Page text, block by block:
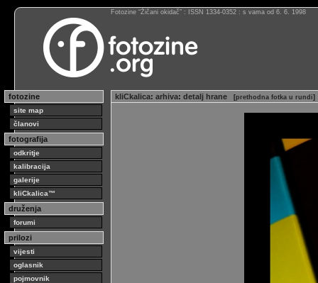
Fotozine “Žičani okidač” : ISSN 1334-0352 : s vama od 6. 6. 1998
fotozine
site map
članovi
fotografija
odkritje
kalibracija
galerije
kliCkalica™
druženja
forumi
prilozi
vijesti
oglasnik
pojmovnik
kliCkalica: arhiva: detalj hrane [prethodna fotka u rundi]